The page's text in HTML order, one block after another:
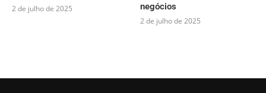
2 de julho de 2025
negócios
2 de julho de 2025